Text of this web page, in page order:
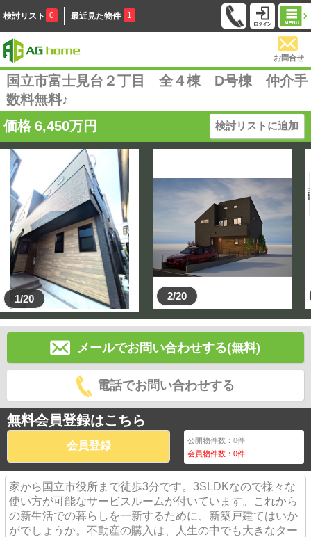
検討リスト 0 最近見た物件 1
お問合せ
国立市富士見台２丁目 全４棟 D号棟 仲介手
数料無料♪
価格 6,450万円 検討リストに追加
1/20 2/20
メールでお問い合わせする(無料)
電話でお問い合わせする
無料会員登録はこちら
会員登録 公開物件数：0件
会員物件数：0件
家から国立市役所まで徒歩3分です。3SLDKなので様々な
使い方が可能なサービスルームが付いています。これから
の新生活での暮らしを一新するために、新築戸建てはいか
がでしょうか。不動産の購入は、人生の中でも大きなター